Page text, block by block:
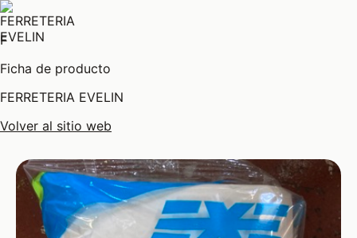
F
Ficha de producto
FERRETERIA EVELIN
Volver al sitio web